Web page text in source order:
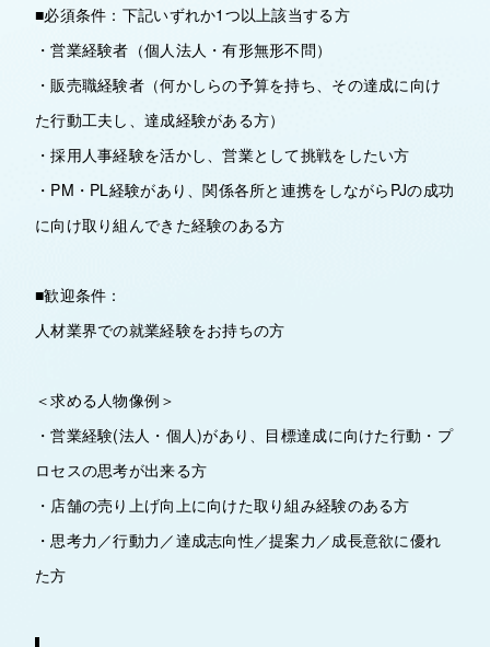
■必須条件：下記いずれか1つ以上該当する方
・営業経験者（個人法人・有形無形不問）
・販売職経験者（何かしらの予算を持ち、その達成に向け
た行動工夫し、達成経験がある方）
・採用人事経験を活かし、営業として挑戦をしたい方
・PM・PL経験があり、関係各所と連携をしながらPJの成功
に向け取り組んできた経験のある方
■歓迎条件：
人材業界での就業経験をお持ちの方
＜求める人物像例＞
・営業経験(法人・個人)があり、目標達成に向けた行動・プ
ロセスの思考が出来る方
・店舗の売り上げ向上に向けた取り組み経験のある方
・思考力／行動力／達成志向性／提案力／成長意欲に優れ
た方